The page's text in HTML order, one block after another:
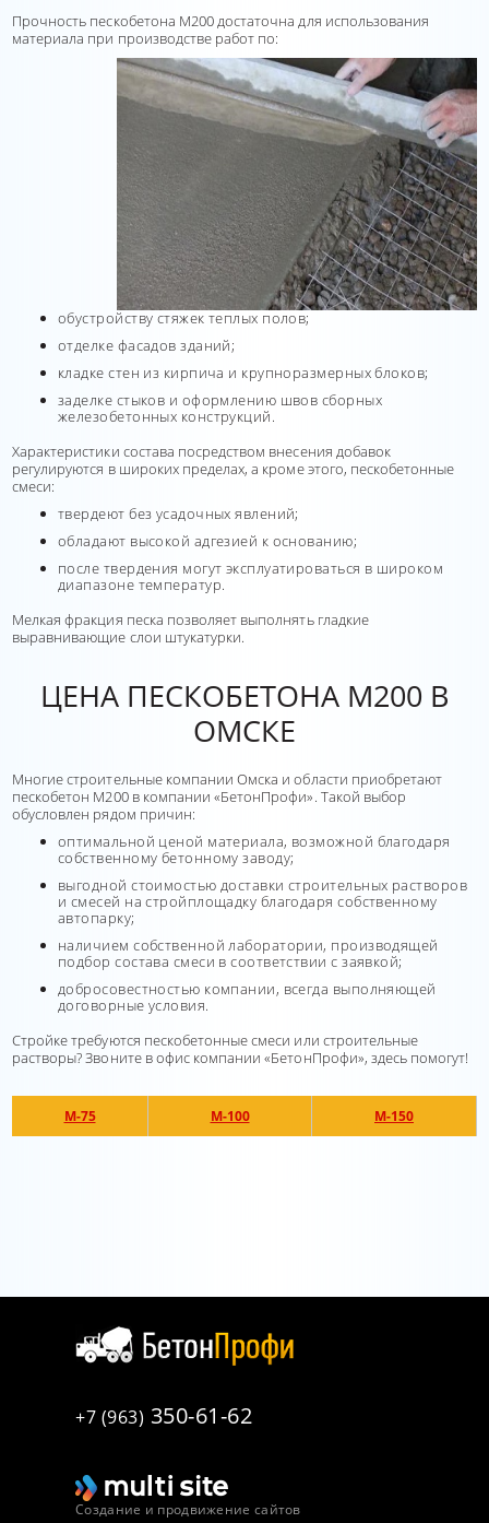
Прочность пескобетона М200 достаточна для использования
материала при производстве работ по:
обустройству стяжек теплых полов;
отделке фасадов зданий;
кладке стен из кирпича и крупноразмерных блоков;
заделке стыков и оформлению швов сборных
железобетонных конструкций.
Характеристики состава посредством внесения добавок
регулируются в широких пределах, а кроме этого, пескобетонные
смеси:
твердеют без усадочных явлений;
обладают высокой адгезией к основанию;
после твердения могут эксплуатироваться в широком
диапазоне температур.
Мелкая фракция песка позволяет выполнять гладкие
выравнивающие слои штукатурки.
ЦЕНА ПЕСКОБЕТОНА М200 В
ОМСКЕ
Многие строительные компании Омска и области приобретают
пескобетон М200 в компании «БетонПрофи». Такой выбор
обусловлен рядом причин:
оптимальной ценой материала, возможной благодаря
собственному бетонному заводу;
выгодной стоимостью доставки строительных растворов
и смесей на стройплощадку благодаря собственному
автопарку;
наличием собственной лаборатории, производящей
подбор состава смеси в соответствии с заявкой;
добросовестностью компании, всегда выполняющей
договорные условия.
Стройке требуются пескобетонные смеси или строительные
растворы? Звоните в офис компании «БетонПрофи», здесь помогут!
М-75 М-100 М-150
+7 (963) 350-61-62
Создание и продвижение сайтов